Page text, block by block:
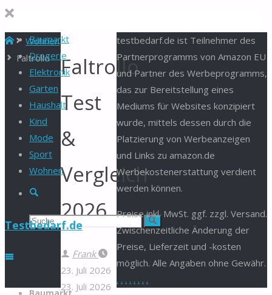
Baumarkt
Drogerie
Elektronik
Garten
Haushalt
Kind
Mode
Sport
Wohnen
Suche
Suchen Suche
Testbedarf.de
Zum
StartWohnen
Faltrollo
Faltrollo
Test
&
Vergleich
2026
Frank
23. Juli 2026
23. Juli 2026
testbedarf.de ist Teilnehmer des
Partnerprogramms von Amazon EU
und Partner des Werbeprogramms,
das zur Bereitstellung eines
Mediums für Websites konzipiert
wurde, mittels dessen durch die
Platzierung von Werbeanzeigen
und Links zu amazon.de
Werbekostenerstattung verdient
werden können.
Preise inkl. MwSt. ggf. zzgl. Versand.
Zwischenzeitliche Änderung der
Preise, Lieferzeit und -kosten
möglich. Alle Angaben ohne Gewähr.
. . . . . . . .